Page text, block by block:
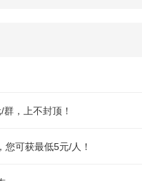
，上不封顶！
可获最低5元/人！